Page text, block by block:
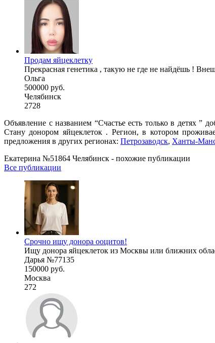
Продам яйцеклетку
Прекрасная генетика , такую не где не найдёшь !
Ольга
500000 руб.
Челябинск
2728
Объявление с названием “Счастье есть только в детях ”
Стану донором яйцеклеток . Регион, в котором
предложения в других регионах: Петрозаводск, Ханты-
Екатерина №51864 Челябинск - похожие публикации
Все публикации
Срочно ищу донора ооцитов!
Ищу донора яйцеклеток из Москвы или ближних
Дарья №77135
150000 руб.
Москва
272